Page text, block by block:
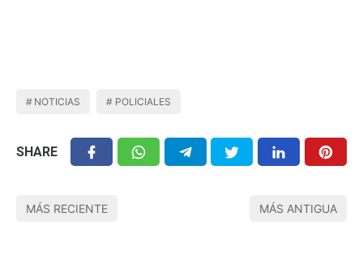
NOTICIAS POLICIALES
SHARE
MÁS RECIENTE MÁS ANTIGUA